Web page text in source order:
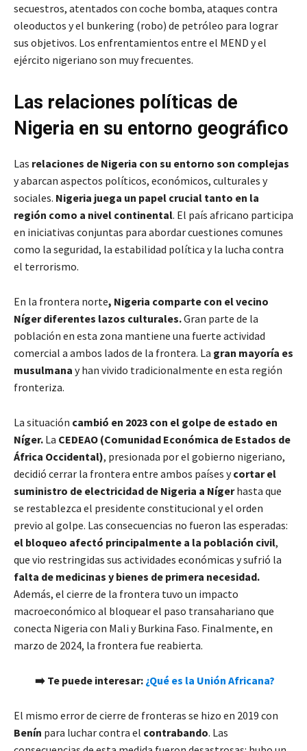
secuestros, atentados con coche bomba, ataques contra
oleoductos y el bunkering (robo) de petróleo para lograr
sus objetivos. Los enfrentamientos entre el MEND y el
ejército nigeriano son muy frecuentes.
Las relaciones políticas de
Nigeria en su entorno geográfico
Las relaciones de Nigeria con su entorno son complejas
y abarcan aspectos políticos, económicos, culturales y
sociales. Nigeria juega un papel crucial tanto en la
región como a nivel continental. El país africano participa
en iniciativas conjuntas para abordar cuestiones comunes
como la seguridad, la estabilidad política y la lucha contra
el terrorismo.
En la frontera norte, Nigeria comparte con el vecino
Níger diferentes lazos culturales.Gran parte de la
población en esta zona mantiene una fuerte actividad
comercial a ambos lados de la frontera. La gran mayoría es
musulmana y han vivido tradicionalmente en esta región
fronteriza.
La situación cambió en 2023 con el golpe de estado en
Níger. La CEDEAO (Comunidad Económica de Estados de
África Occidental), presionada por el gobierno nigeriano,
decidió cerrar la frontera entre ambos países ycortar el
suministro de electricidad de Nigeria a Nígerhasta que
se restablezca el presidente constitucional y el orden
previo al golpe. Las consecuencias no fueron las esperadas:
el bloqueo afectó principalmente a la población civil,
que vio restringidas sus actividades económicas y sufrió la
falta de medicinas y bienes de primera necesidad.
Además, el cierre de la frontera tuvo un impacto
macroeconómico al bloquear el paso transahariano que
conecta Nigeria con Mali y Burkina Faso. Finalmente, en
marzo de 2024, la frontera fue reabierta.
➡️ Te puede interesar:¿Qué es la Unión Africana?
El mismo error de cierre de fronteras se hizo en 2019 con
Benín para luchar contra el contrabando. Las